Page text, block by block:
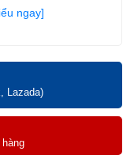
ngay]
Lazada)